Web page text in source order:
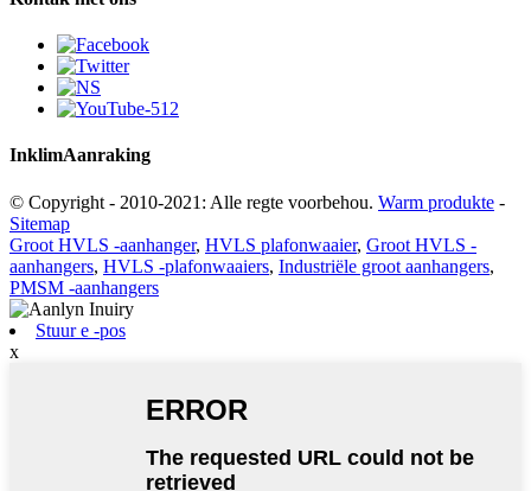
InklimAanraking
© Copyright - 2010-2021: Alle regte voorbehou. Warm produkte -
Sitemap
Groot HVLS -aanhanger, HVLS plafonwaaier, Groot HVLS -
aanhangers, HVLS -plafonwaaiers, Industriële groot aanhangers,
PMSM -aanhangers
Stuur e -pos
x